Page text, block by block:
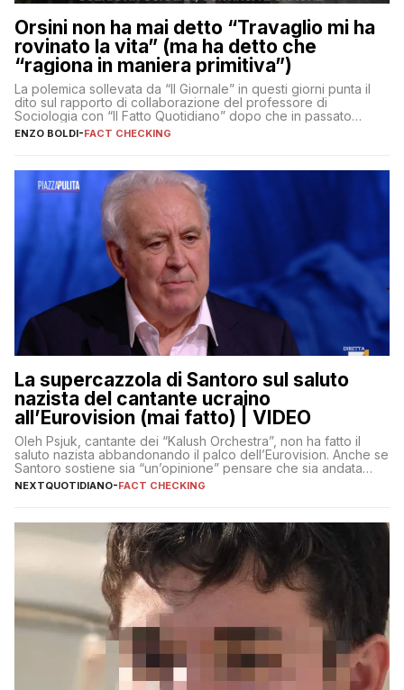
Orsini non ha mai detto “Travaglio mi ha
rovinato la vita” (ma ha detto che
“ragiona in maniera primitiva”)
La polemica sollevata da “Il Giornale” in questi giorni punta il
dito sul rapporto di collaborazione del professore di
Sociologia con “Il Fatto Quotidiano” dopo che in passato
erano volati stracci
ENZO BOLDI-FACT CHECKING
La supercazzola di Santoro sul saluto
nazista del cantante ucraino
all’Eurovision (mai fatto) | VIDEO
Oleh Psjuk, cantante dei “Kalush Orchestra”, non ha fatto il
saluto nazista abbandonando il palco dell’Eurovision. Anche se
Santoro sostiene sia “un’opinione” pensare che sia andata
così
NEXTQUOTIDIANO-FACT CHECKING